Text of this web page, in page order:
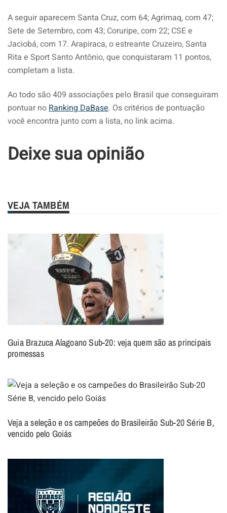
A seguir aparecem Santa Cruz, com 64; Agrimaq, com 47;
Sete de Setembro, com 43; Coruripe, com 22; CSE e
Jaciobá, com 17. Arapiraca, o estreante Cruzeiro, Santa
Rita e Sport Santo Antônio, que conquistaram 11 pontos,
completam a lista.
Ao todo são 409 associações pelo Brasil que conseguiram
pontuar noRanking DaBase. Os critérios de pontuação
você encontra junto com a lista, no link acima.
Deixe sua opinião
VEJA TAMBÉM
Guia Brazuca Alagoano Sub-20: veja quem são as principais
promessas
Veja a seleção e os campeões do Brasileirão Sub-20 Série B,
vencido pelo Goiás